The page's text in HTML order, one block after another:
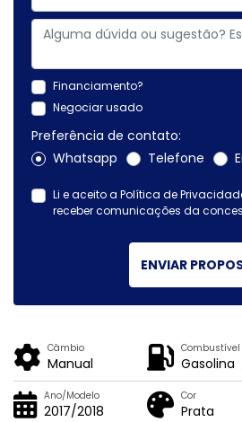
Financiamento?
Negociar usado
Preferência de contato:
Whatsapp
Telefone
Li e aceito a Política de
receber comunicações da
ENVIAR
Câmbio
Manual
Combustível
Gasolina
Ano/Modelo
2017/2018
Cor
Prata